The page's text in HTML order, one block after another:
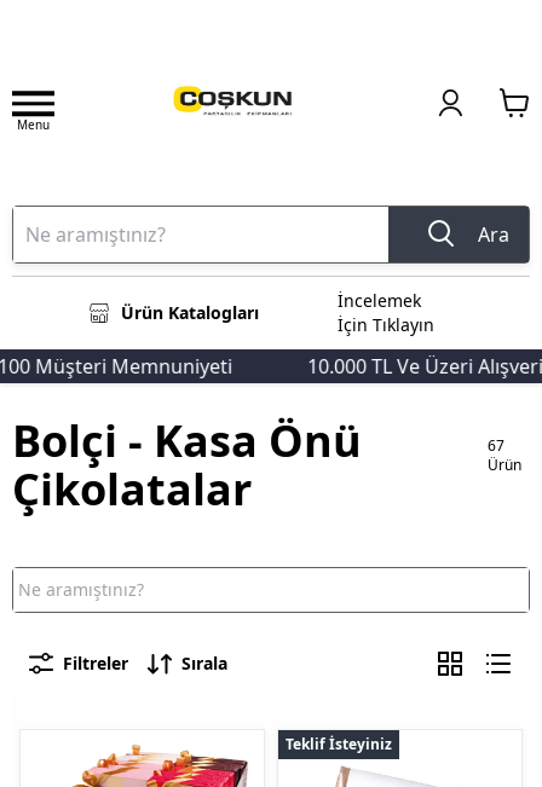
Menu
Ara
Ürün Katalogları
İncelemek
İçin Tıklayın
Memnuniyeti 10.000 TL Ve Üzeri
Bolçi - Kasa Önü
Çikolatalar
67
Ürün
Filtreler Sırala
Teklif İsteyiniz